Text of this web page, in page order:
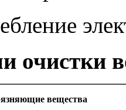
очистки
вещества